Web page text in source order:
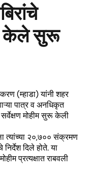
केले सुरू
(म्हाडा) यांनी शहर
पात्र व अनधिकृत
मोहीम सुरू केली
त्यांच्या २०,७०० संक्रमण
दिले होते. या
प्रत्यक्षात राबवली